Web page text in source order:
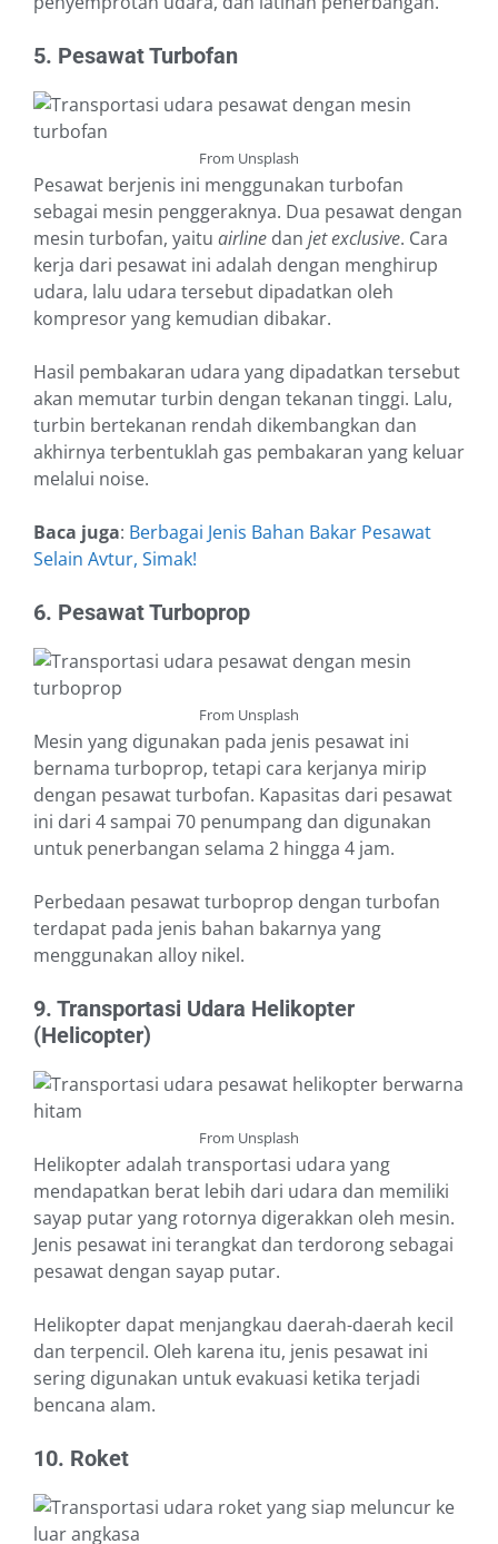
5. Pesawat Turbofan
From Unsplash
Pesawat berjenis ini menggunakan turbofan
sebagai mesin penggeraknya. Dua pesawat dengan
mesin turbofan, yaitu airline dan jet exclusive. Cara
kerja dari pesawat ini adalah dengan menghirup
udara, lalu udara tersebut dipadatkan oleh
kompresor yang kemudian dibakar.
Hasil pembakaran udara yang dipadatkan tersebut
akan memutar turbin dengan tekanan tinggi. Lalu,
turbin bertekanan rendah dikembangkan dan
akhirnya terbentuklah gas pembakaran yang keluar
melalui noise.
Baca juga: Berbagai Jenis Bahan Bakar Pesawat
Selain Avtur, Simak!
6. Pesawat Turboprop
From Unsplash
Mesin yang digunakan pada jenis pesawat ini
bernama turboprop, tetapi cara kerjanya mirip
dengan pesawat turbofan. Kapasitas dari pesawat
ini dari 4 sampai 70 penumpang dan digunakan
untuk penerbangan selama 2 hingga 4 jam.
Perbedaan pesawat turboprop dengan turbofan
terdapat pada jenis bahan bakarnya yang
menggunakan alloy nikel.
9. Transportasi Udara Helikopter
(Helicopter)
From Unsplash
Helikopter adalah transportasi udara yang
mendapatkan berat lebih dari udara dan memiliki
sayap putar yang rotornya digerakkan oleh mesin.
Jenis pesawat ini terangkat dan terdorong sebagai
pesawat dengan sayap putar.
Helikopter dapat menjangkau daerah-daerah kecil
dan terpencil. Oleh karena itu, jenis pesawat ini
sering digunakan untuk evakuasi ketika terjadi
bencana alam.
10. Roket